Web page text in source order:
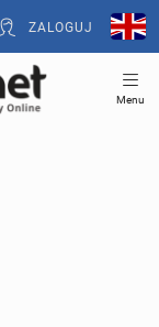
ZALOGUJ
Menu